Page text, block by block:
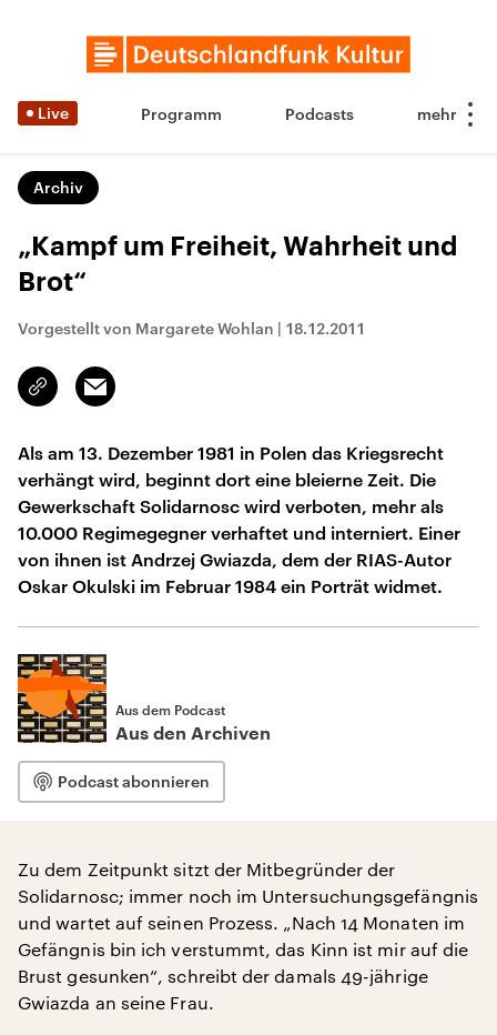
Live Programm Podcasts
Archiv
„Kampf um Freiheit, Wahrheit und
Brot“
Vorgestellt von Margarete Wohlan | 18.12.2011
Link
kopieren/teilen
Email
Als am 13. Dezember 1981 in Polen das Kriegsrecht
verhängt wird, beginnt dort eine bleierne Zeit. Die
Gewerkschaft Solidarnosc wird verboten, mehr als
10.000 Regimegegner verhaftet und interniert. Einer
von ihnen ist Andrzej Gwiazda, dem der RIAS-Autor
Oskar Okulski im Februar 1984 ein Porträt widmet.
Aus dem Podcast
Aus den Archiven
Podcast abonnieren
Zu dem Zeitpunkt sitzt der Mitbegründer der
Solidarnosc; immer noch im Untersuchungsgefängnis
und wartet auf seinen Prozess. „Nach 14 Monaten im
Gefängnis bin ich verstummt, das Kinn ist mir auf die
Brust gesunken“, schreibt der damals 49-jährige
Gwiazda an seine Frau.